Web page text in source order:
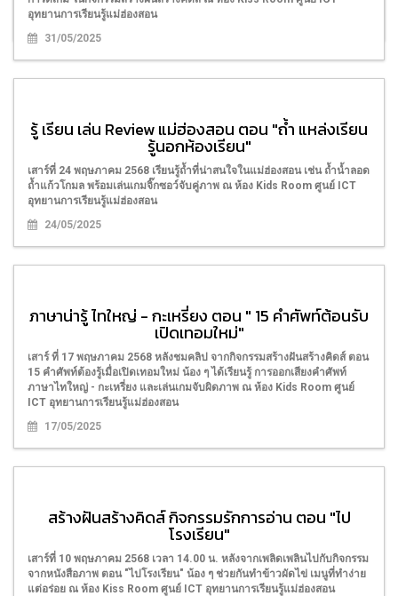
07/06/2025
อุทยานการเรียนรู้แม่ฮ่องสอน
31/05/2025
รู้ เรียน เล่น Review แม่ฮ่องสอน ตอน "ถ้ำ แหล่งเรียน
รู้นอกห้องเรียน"
เสาร์ที่ 24 พฤษภาคม 2568 เรียนรู้ถ้ำที่น่าสนใจในแม่ฮ่องสอน เช่น ถ้ำน้ำลอด
ถ้ำแก้วโกมล พร้อมเล่นเกมจิ๊กซอว์จับคู่ภาพ ณ ห้อง Kids Room ศูนย์ ICT
อุทยานการเรียนรู้แม่ฮ่องสอน
24/05/2025
ภาษาน่ารู้ ไทใหญ่ - กะเหรี่ยง ตอน " 15 คำศัพท์ต้อนรับ
เปิดเทอมใหม่"
เสาร์ ที่ 17 พฤษภาคม 2568 หลังชมคลิป จากกิจกรรมสร้างฝันสร้างคิดส์ ตอน
15 คำศัพท์ต้องรู้เมื่อเปิดเทอมใหม่ น้อง ๆ ได้เรียนรู้ การออกเสียงคำศัพท์
ภาษาไทใหญ่ - กะเหรี่ยง และเล่นเกมจับผิดภาพ ณ ห้อง Kids Room ศูนย์
ICT อุทยานการเรียนรู้แม่ฮ่องสอน
17/05/2025
สร้างฝันสร้างคิดส์ กิจกรรมรักการอ่าน ตอน "ไป
โรงเรียน"
เสาร์ที่ 10 พฤษภาคม 2568 เวลา 14.00 น. หลังจากเพลิดเพลินไปกับกิจกรรม
จากหนังสือภาพ ตอน "ไปโรงเรียน" น้อง ๆ ช่วยกันทำข้าวผัดไข่ เมนูที่ทำง่าย
แต่อร่อย ณ ห้อง Kiss Room ศูนย์ ICT อุทยานการเรียนรู้แม่ฮ่องสอน